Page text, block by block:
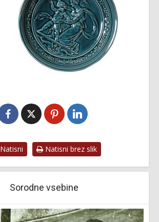
Natisni Natisni brez slik
Sorodne vsebine